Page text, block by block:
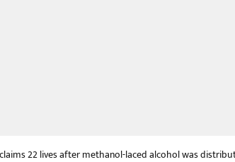
22 lives after methanol-laced alcohol was